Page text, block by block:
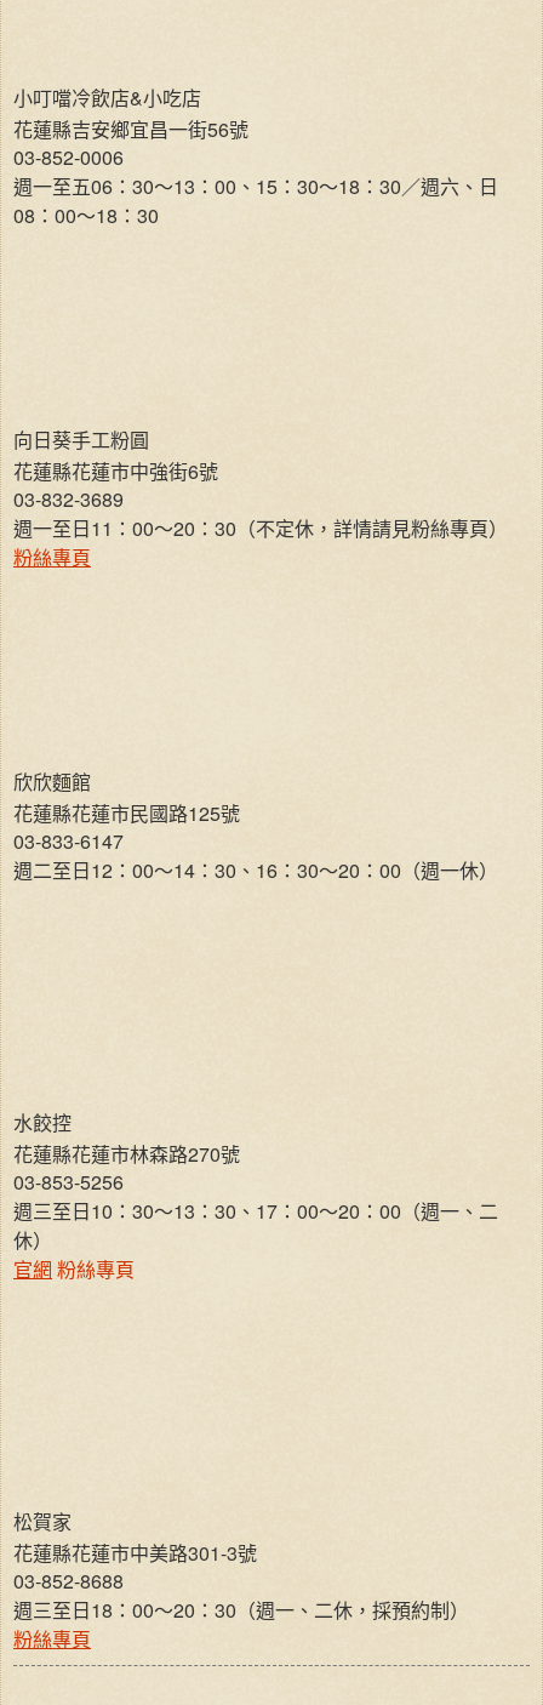
小叮噹冷飲店&小吃店
花蓮縣吉安鄉宜昌一街56號
03-852-0006
週一至五06：30～13：00、15：30～18：30／週六、日
08：00～18：30
向日葵手工粉圓
花蓮縣花蓮市中強街6號
03-832-3689
週一至日11：00～20：30（不定休，詳情請見粉絲專頁）
粉絲專頁
欣欣麵館
花蓮縣花蓮市民國路125號
03-833-6147
週二至日12：00～14：30、16：30～20：00（週一休）
水餃控
花蓮縣花蓮市林森路270號
03-853-5256
週三至日10：30～13：30、17：00～20：00（週一、二
休）
官網 粉絲專頁
松賀家
花蓮縣花蓮市中美路301-3號
03-852-8688
週三至日18：00～20：30（週一、二休，採預約制）
粉絲專頁